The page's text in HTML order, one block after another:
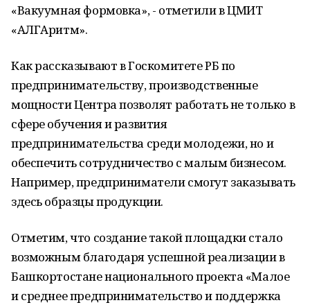
«Вакуумная формовка», - отметили в ЦМИТ
«АЛГАритм».
Как рассказывают в Госкомитете РБ по
предпринимательству, производственные
мощности Центра позволят работать не только в
сфере обучения и развития
предпринимательства среди молодежи, но и
обеспечить сотрудничество с малым бизнесом.
Например, предприниматели смогут заказывать
здесь образцы продукции.
Отметим, что создание такой площадки стало
возможным благодаря успешной реализации в
Башкортостане национального проекта «Малое
и среднее предпринимательство и поддержка